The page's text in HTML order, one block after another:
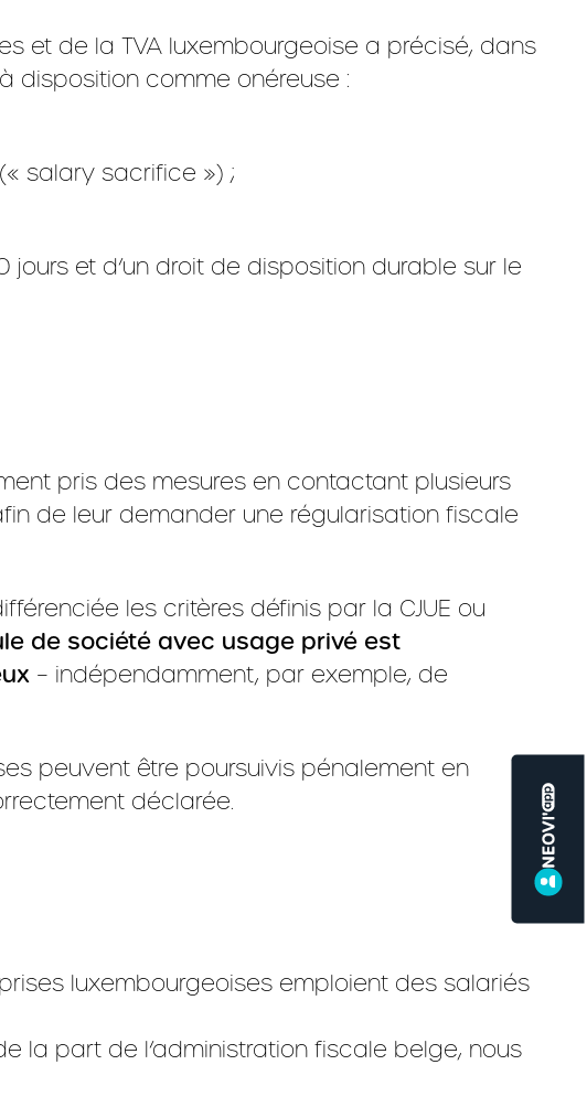
et de la TVA luxembourgeoise a précisé, dans
disposition comme onéreuse :
salary sacrifice ») ;
et d’un droit de disposition durable sur le
pris des mesures en contactant plusieurs
de leur demander une régularisation fiscale
les critères définis par la CJUE ou
de société avec usage privé est
– indépendamment, par exemple, de
peuvent être poursuivis pénalement en
déclarée.
luxembourgeoises emploient des salariés
la part de l’administration fiscale belge, nous